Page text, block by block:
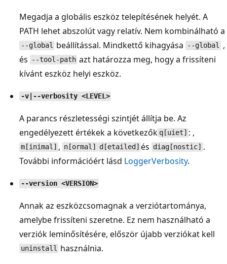
Megadja a globális eszköz telepítésének helyét. A
PATH lehet abszolút vagy relatív. Nem kombinálható a
--global beállítással. Mindkettő kihagyása --global ,
és
--tool-path azt határozza meg, hogy a frissíteni
kívánt eszköz helyi eszköz.
-v|--verbosity <LEVEL>
A parancs részletességi szintjét állítja be. Az
engedélyezett értékek a következők q[uiet] : ,
m[inimal] , n[ormal] d[etailed] és diag[nostic] .
További információért lásd LoggerVerbosity.
--version <VERSION>
Annak az eszközcsomagnak a verziótartománya,
amelybe frissíteni szeretne. Ez nem használható a
verziók leminősítésére, először újabb verziókat kell
uninstall használnia.